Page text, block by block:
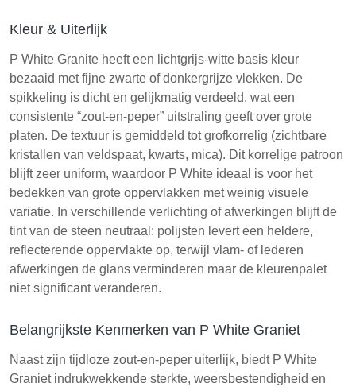
Kleur & Uiterlijk
P White Granite heeft een lichtgrijs-witte basis kleur
bezaaid met fijne zwarte of donkergrijze vlekken. De
spikkeling is dicht en gelijkmatig verdeeld, wat een
consistente “zout-en-peper” uitstraling geeft over grote
platen. De textuur is gemiddeld tot grofkorrelig (zichtbare
kristallen van veldspaat, kwarts, mica). Dit korrelige patroon
blijft zeer uniform, waardoor P White ideaal is voor het
bedekken van grote oppervlakken met weinig visuele
variatie. In verschillende verlichting of afwerkingen blijft de
tint van de steen neutraal: polijsten levert een heldere,
reflecterende oppervlakte op, terwijl vlam- of lederen
afwerkingen de glans verminderen maar de kleurenpalet
niet significant veranderen.
Belangrijkste Kenmerken van P White Graniet
Naast zijn tijdloze zout-en-peper uiterlijk, biedt P White
Graniet indrukwekkende sterkte, weersbestendigheid en